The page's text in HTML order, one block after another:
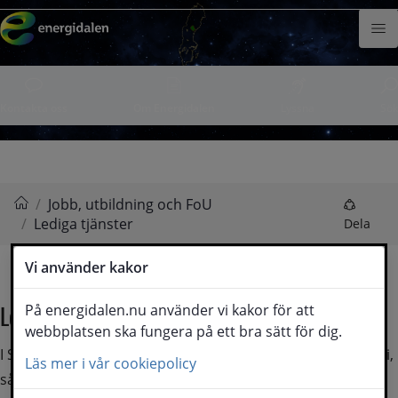
Hoppa till innehåll
Energidalen
/ Jobb, utbildning och FoU
/ Lediga tjänster Dela
Lediga tjänster
I Sollefteå som är en kraftfull kommun, med mycket energi,
så ser vi att de stora företagen inom energibranschen
Din
e-
postadress
Vi använder kakor
På energidalen.nu använder vi kakor för att
webbplatsen ska fungera på ett bra sätt för dig.
Läs mer i vår cookiepolicy